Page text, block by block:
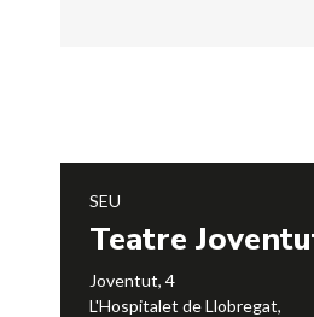
SEU
Teatre
Joventut, 4
L'Hospitalet de Llobregat,